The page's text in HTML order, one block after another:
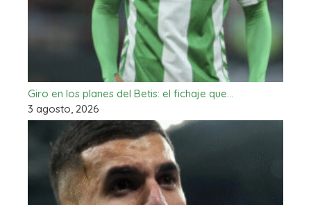
Giro en los planes del Betis: el fichaje que…
3 agosto, 2026